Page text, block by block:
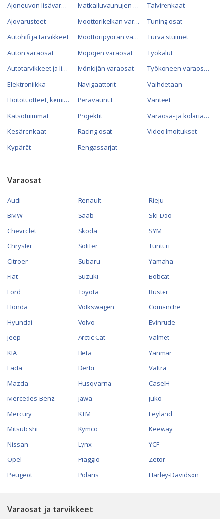
Ajoneuvon lisävarusteet
Ajovarusteet
Autohifi ja tarvikkeet
Auton varaosat
Autotarvikkeet ja lisävarusteet
Elektroniikka
Hoitotuotteet, kemikaalit ja öljyt
Katsotuimmat
Kesärenkaat
Kypärät
Matkailuvaunujen varaosat
Moottorikelkan varaosat
Moottoripyörän varaosat
Mopojen varaosat
Mönkijän varaosat
Navigaattorit
Perävaunut
Projektit
Racing osat
Rengassarjat
Talvirenkaat
Tuning osat
Turvaistuimet
Työkalut
Työkoneen varaosat
Vaihdetaan
Vanteet
Varaosa- ja kolariautot
Videoilmoitukset
Varaosat
Audi
BMW
Chevrolet
Chrysler
Citroen
Fiat
Ford
Honda
Hyundai
Jeep
KIA
Lada
Mazda
Mercedes-Benz
Mercury
Mitsubishi
Nissan
Opel
Peugeot
Renault
Saab
Skoda
Solifer
Subaru
Suzuki
Toyota
Volkswagen
Volvo
Arctic Cat
Beta
Derbi
Husqvarna
Jawa
KTM
Kymco
Lynx
Piaggio
Polaris
Rieju
Ski-Doo
SYM
Tunturi
Yamaha
Bobcat
Buster
Comanche
Evinrude
Valmet
Yanmar
Valtra
CaseIH
Juko
Leyland
Keeway
YCF
Zetor
Harley-Davidson
Varaosat ja tarvikkeet